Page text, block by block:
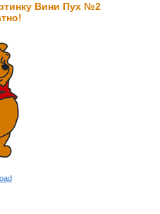
Вини Пух №2